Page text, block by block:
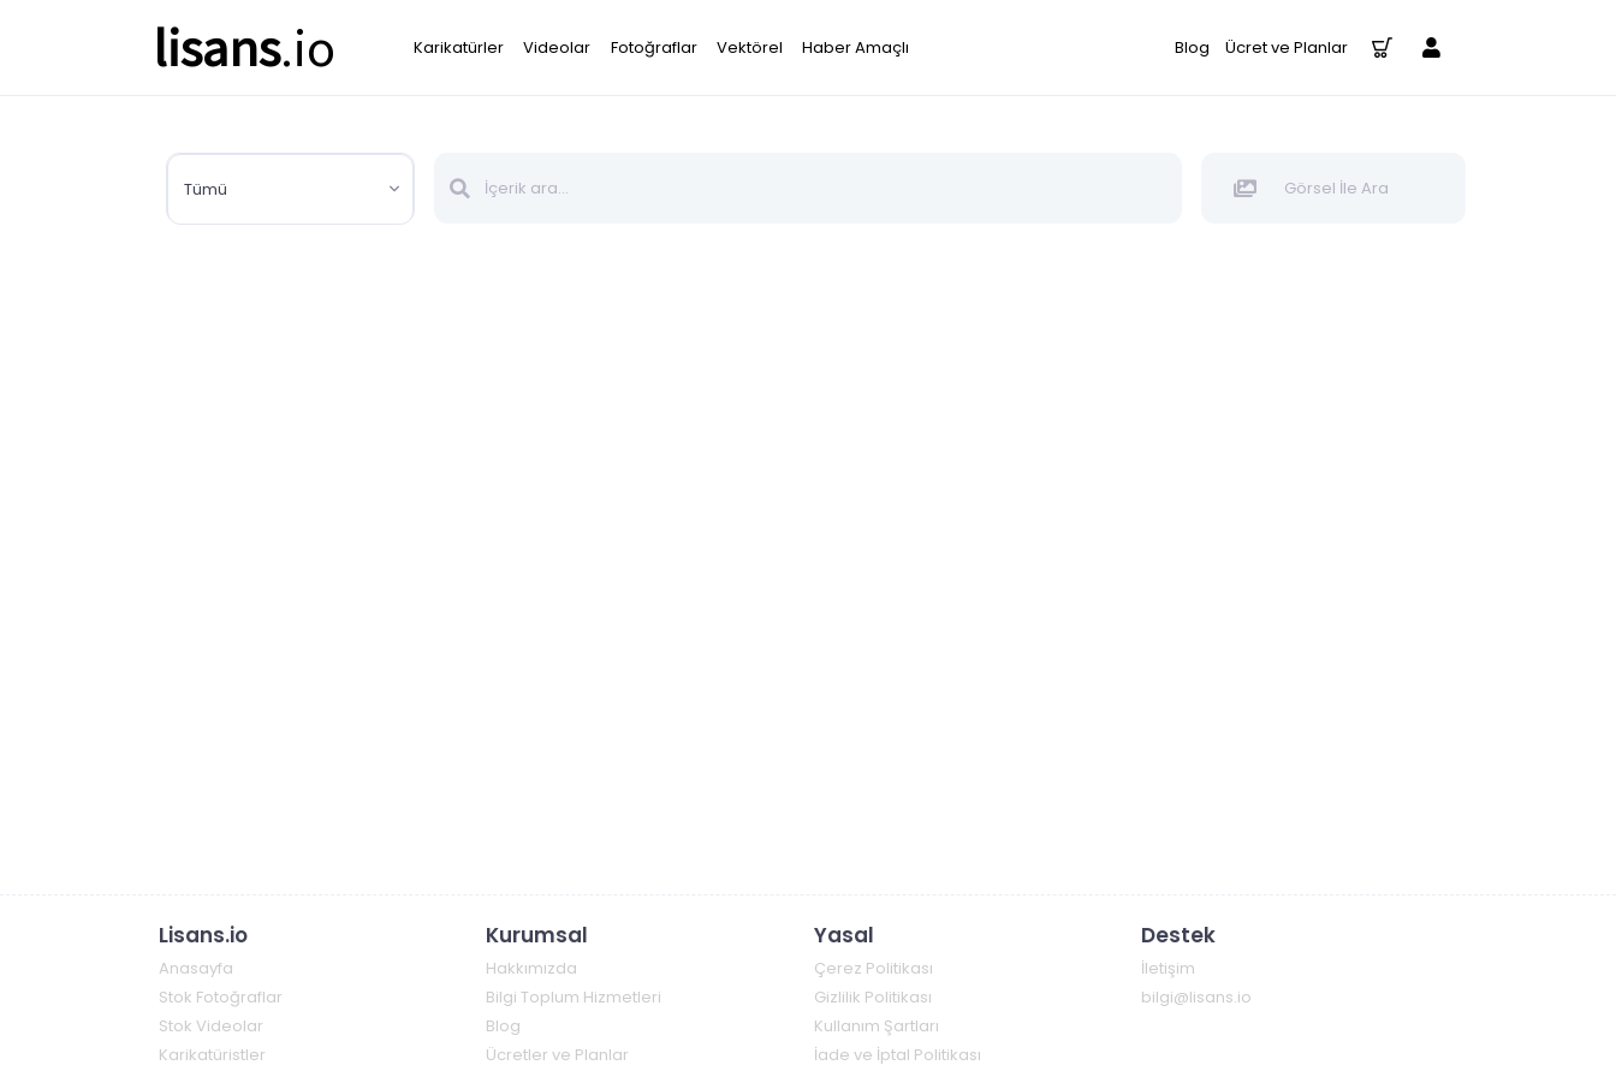
lisans.io Karikatürler Videolar Fotoğraflar Vektörel Haber Amaçlı Blog Ücret ve Planlar
Tümü Görsel İle Ara
Lisans.io
Anasayfa
Stok Fotoğraflar
Stok Videolar
Karikatüristler
Kurumsal
Hakkımızda
Bilgi Toplum Hizmetleri
Blog
Ücretler ve Planlar
Yasal
Çerez Politikası
Gizlilik Politikası
Kullanım Şartları
İade ve İptal Politikası
Destek
İletişim
bilgi@lisans.io